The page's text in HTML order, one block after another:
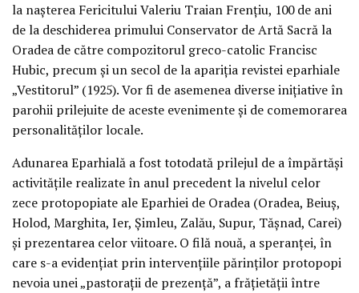
la nașterea Fericitului Valeriu Traian Frențiu, 100 de ani
de la deschiderea primului Conservator de Artă Sacră la
Oradea de către compozitorul greco-catolic Francisc
Hubic, precum și un secol de la apariția revistei eparhiale
„Vestitorul” (1925). Vor fi de asemenea diverse inițiative în
parohii prilejuite de aceste evenimente și de comemorarea
personalităților locale.
Adunarea Eparhială a fost totodată prilejul de a împărtăși
activitățile realizate în anul precedent la nivelul celor
zece protopopiate ale Eparhiei de Oradea (Oradea, Beiuș,
Holod, Marghita, Ier, Șimleu, Zalău, Supur, Tășnad, Carei)
și prezentarea celor viitoare. O filă nouă, a speranței, în
care s-a evidențiat prin intervențiile părinților protopopi
nevoia unei „pastorații de prezență”, a frățietății între